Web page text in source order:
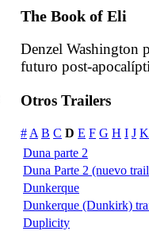
The Book of Eli
Denzel Washington
futuro post-
Otros Trailers
# A B C D E F G H I J K
Duna parte 2
Duna Parte 2 (nuevo
Dunkerque
Dunkerque (Dunkirk)
Duplicity